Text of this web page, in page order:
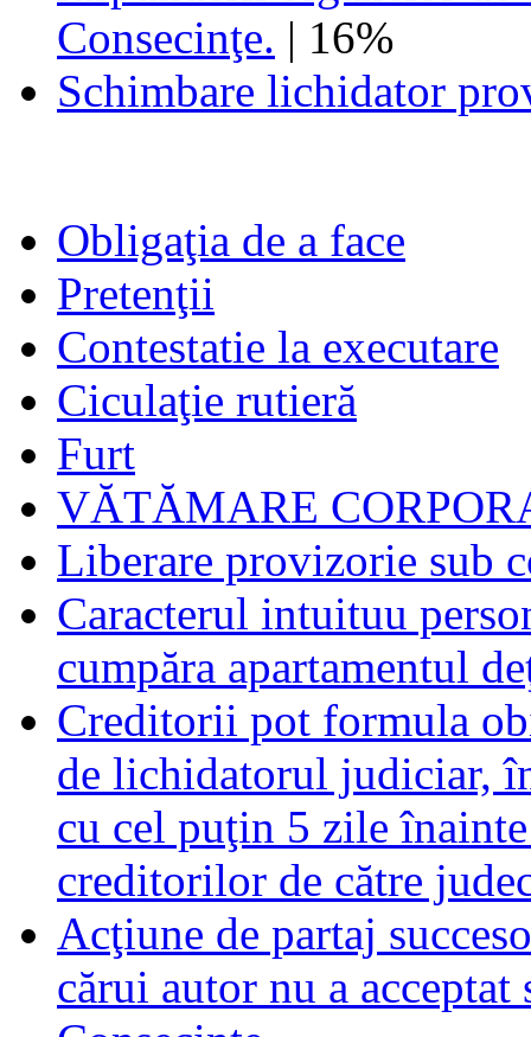
Consecinţe. | 16%
Schimbare lichidator
Obligaţia de a face
Pretenţii
Contestatie la executare
Ciculaţie rutieră
Furt
VĂTĂMARE
Liberare provizorie sub
Caracterul intuituu
cumpăra apartamentul
Creditorii pot formula
de lichidatorul judiciar,
cu cel puţin 5 zile
creditorilor de către
Acţiune de partaj
cărui autor nu a